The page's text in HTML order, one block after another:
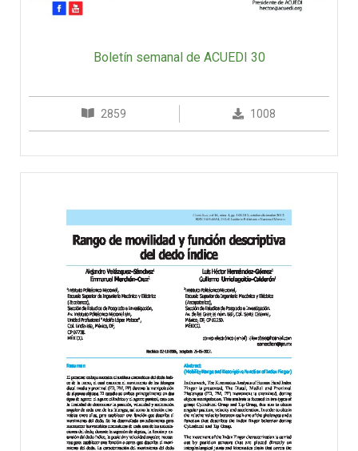
Boletín semanal de ACUEDI 30
2859 1008